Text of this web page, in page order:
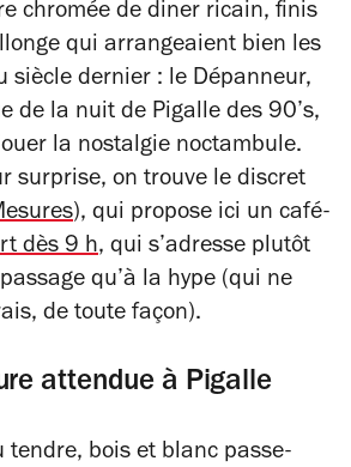
chromée de diner ricain, finis
qui arrangeaient bien les
siècle dernier : le Dépanneur,
de la nuit de Pigalle des 90’s,
la nostalgie noctambule.
surprise, on trouve le discret
), qui propose ici un café-
dès 9 h, qui s’adresse plutôt
qu’à la hype (qui ne
de toute façon).
attendue à Pigalle
tendre, bois et blanc passe-